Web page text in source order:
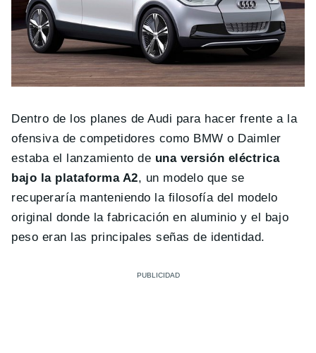
Dentro de los planes de Audi para hacer frente a la
ofensiva de competidores como BMW o Daimler
estaba el lanzamiento de una versión eléctrica
bajo la plataforma A2, un modelo que se
recuperaría manteniendo la filosofía del modelo
original donde la fabricación en aluminio y el bajo
peso eran las principales señas de identidad.